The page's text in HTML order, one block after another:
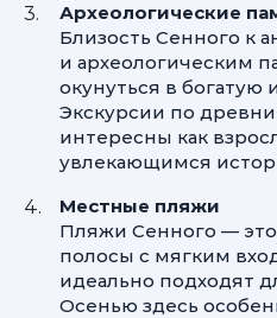
Археологические
Близость Сенного к
и археологическим
окунуться в богатую
Экскурсии по
интересны как
увлекающимся
Местные пляжи
Пляжи Сенного —
полосы с мягким
идеально подходят
Осенью здесь